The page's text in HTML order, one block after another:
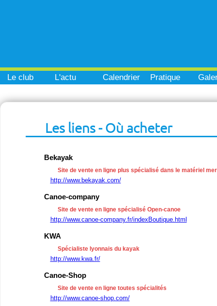
Le club L'actu Calendrier Pratique
Les liens - Où acheter
Bekayak
Site de vente en ligne plus spécialisé dans le matériel mer
http://www.bekayak.com/
Canoe-company
Site de vente en ligne spécialisé Open-canoe
http://www.canoe-company.fr/indexBoutique.html
KWA
Spécialiste lyonnais du kayak
http://www.kwa.fr/
Canoe-Shop
Site de vente en ligne toutes spécialités
http://www.canoe-shop.com/